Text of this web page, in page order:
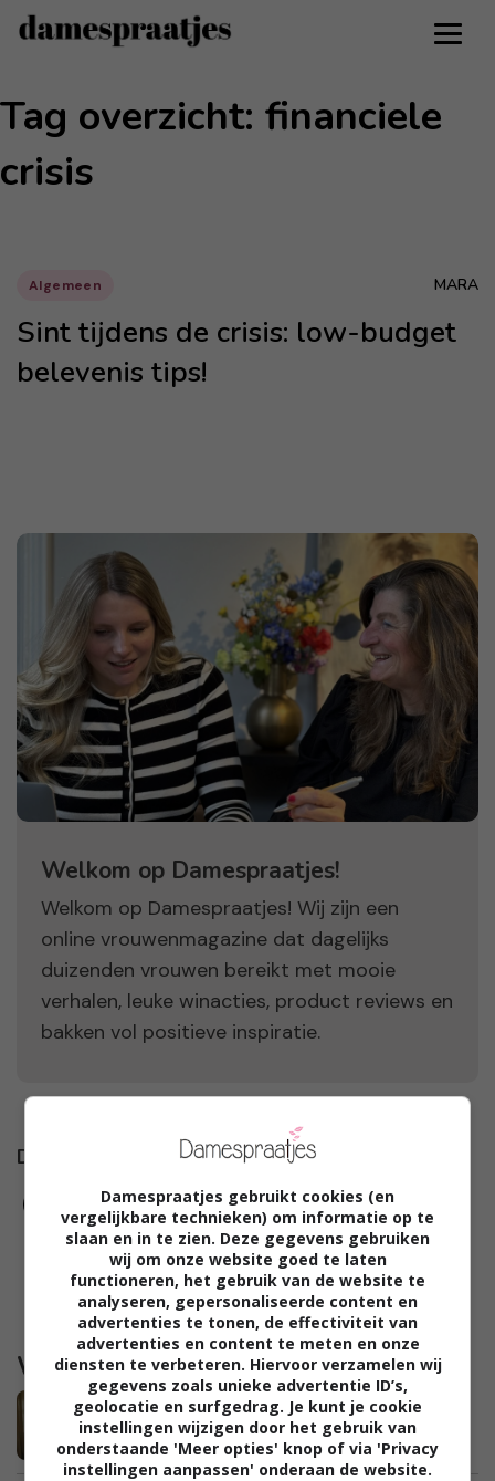
Tag overzicht: financiele
crisis
Algemeen MARA
Sint tijdens de crisis: low-budget
belevenis tips!
Welkom op Damespraatjes!
Welkom op Damespraatjes! Wij zijn een
online vrouwenmagazine dat dagelijks
duizenden vrouwen bereikt met mooie
verhalen, leuke winacties, product reviews en
bakken vol positieve inspiratie.
Damespraatjes op
Waargebeurd
Marieke: “De kinderen in pyjama naar
school brengen is niet zo erg toch?”
Damespraatjes gebruikt cookies (en
vergelijkbare technieken) om informatie op te
slaan en in te zien. Deze gegevens gebruiken
wij om onze website goed te laten
functioneren, het gebruik van de website te
analyseren, gepersonaliseerde content en
advertenties te tonen, de effectiviteit van
advertenties en content te meten en onze
diensten te verbeteren. Hiervoor verzamelen wij
gegevens zoals unieke advertentie ID’s,
geolocatie en surfgedrag. Je kunt je cookie
instellingen wijzigen door het gebruik van
onderstaande 'Meer opties' knop of via 'Privacy
instellingen aanpassen' onderaan de website.